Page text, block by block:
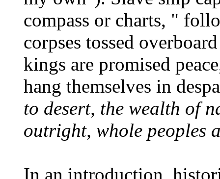
compass or charts, "
corpses tossed
kings are promised
hang themselves in
to desert, the wealth of
outright, whole peoples
In an introduction,